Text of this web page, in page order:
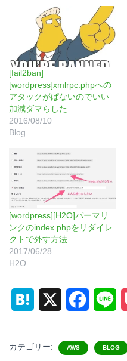
[fail2ban]
[wordpress]xmlrpc.phpへの
アタックがぱないのでいい
加減ダマらした
2016/08/10
Blog
[wordpress][H2O]パーマリ
ンクのindex.phpをリダイレ
クトで外す方法
2017/06/28
H2O
t n
カテゴリー: AWS BLOG